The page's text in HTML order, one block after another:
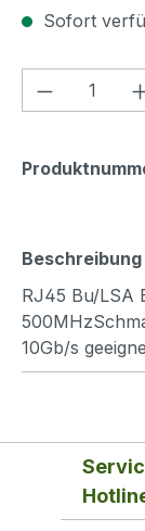
Sofort
Produkt
Beschreibung
RJ45 Bu/LSA
10Gb/s